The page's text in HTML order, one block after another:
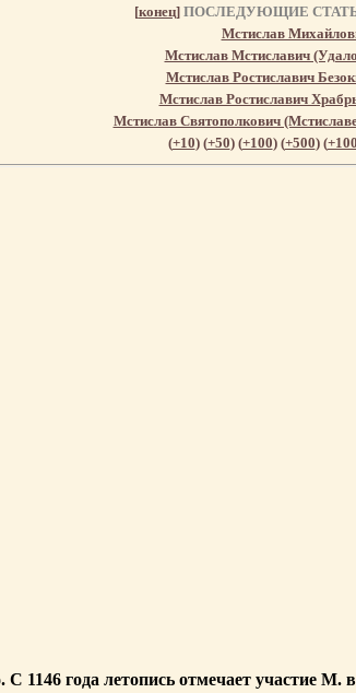
[конец]ПОСЛЕДУЮЩИЕ
Мстислав
Мстислав Мстиславич
Мстислав Ростиславич
Мстислав Ростиславич
Мстислав Святополкович
(+10) (+50) (+100) (+500) (
С 1146 года летопись отмечает участие М.